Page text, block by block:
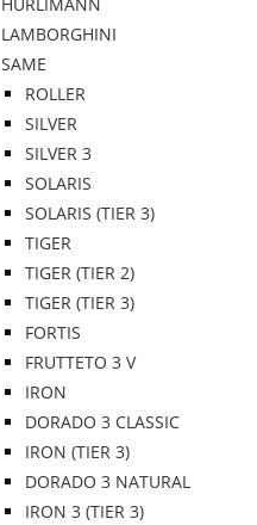
LAMBORGHINI
SAME
ROLLER
SILVER
SILVER 3
SOLARIS
SOLARIS (TIER 3)
TIGER
TIGER (TIER 2)
TIGER (TIER 3)
FORTIS
FRUTTETO 3 V
IRON
DORADO 3 CLASSIC
IRON (TIER 3)
DORADO 3 NATURAL
IRON 3 (TIER 3)